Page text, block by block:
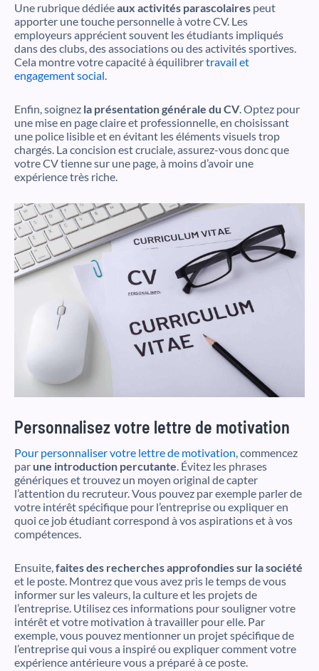
Une rubrique dédiéeaux activités parascolaires peut
apporter une touche personnelle à votre CV. Les
employeurs apprécient souvent les étudiants impliqués
dans des clubs, des associations ou des activités sportives.
Cela montre votre capacité à équilibrertravail et
engagement social.
Enfin, soignez la présentation générale du CV. Optez pour
une mise en page claire et professionnelle, en choisissant
une police lisible et en évitant les éléments visuels trop
chargés. La concision est cruciale, assurez-vous donc que
votre CV tienne sur une page, à moins d’avoir une
expérience très riche.
Personnalisez votre lettre de motivation
Pour personnaliser votre lettre de motivation, commencez
par une introduction percutante. Évitez les phrases
génériques et trouvez un moyen original de capter
l’attention du recruteur. Vous pouvez par exemple parler de
votre intérêt spécifique pour l’entreprise ou expliquer en
quoi ce job étudiant correspond à vos aspirations et à vos
compétences.
Ensuite,faites des recherches approfondies sur la société
et le poste. Montrez que vous avez pris le temps de vous
informer sur les valeurs, la culture et les projets de
l’entreprise. Utilisez ces informations pour souligner votre
intérêt et votre motivation à travailler pour elle. Par
exemple, vous pouvez mentionner un projet spécifique de
l’entreprise qui vous a inspiré ou expliquer comment votre
expérience antérieure vous a préparé à ce poste.